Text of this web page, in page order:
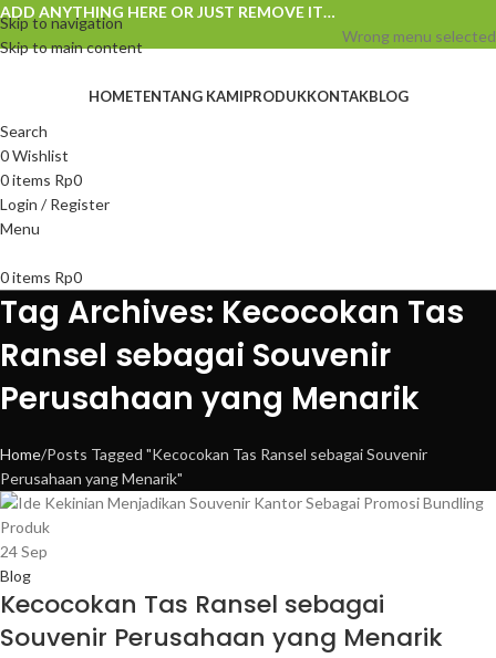
Skip to navigation
Skip to main content
ADD ANYTHING HERE OR JUST REMOVE IT…
Wrong menu selected
HOMETENTANG KAMIPRODUKKONTAKBLOG
Search
0Wishlist
0items Rp0
Login / Register
Menu
0items Rp0
Tag Archives: Kecocokan Tas
Ransel sebagai Souvenir
Perusahaan yang Menarik
Home Posts Tagged "Kecocokan Tas Ransel sebagai Souvenir
Perusahaan yang Menarik"
24Sep
Blog
Kecocokan Tas Ransel sebagai
Souvenir Perusahaan yang Menarik